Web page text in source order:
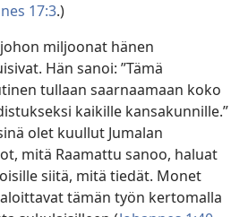
17:3.)
miljoonat hänen
Hän sanoi: ”Tämä
tullaan saarnaamaan koko
kaikille kansakunnille.”
olet kuullut Jumalan
mitä Raamattu sanoo, haluat
siitä, mitä tiedät. Monet
tämän työn kertomalla